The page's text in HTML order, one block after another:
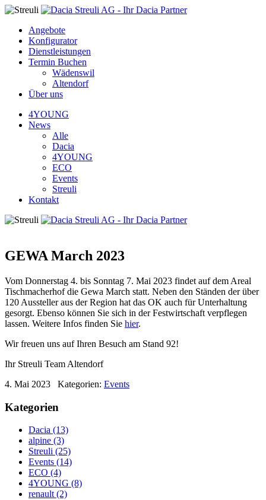
Angebote
Konfigurator
Dienstleistungen
Termin Buchen
Wädenswil
Altendorf
Über uns
4YOUNG
News
Alle
Dacia
4YOUNG
ECO
Events
Streuli
Kontakt
GEWA March 2023
Vom Donnerstag 4. bis Sonntag 7. Mai 2023 findet auf dem Areal
Tischmacherhof die Gewa March statt. Neben den Ständen der über
120 Aussteller aus der Region hat das OK auch für Unterhaltung
gesorgt. Ebenso können Sie sich in der Festwirtschaft verpflegen
lassen. Weitere Infos finden Sie hier.
Wir freuen uns auf Ihren Besuch am Stand 92!
Ihr Streuli Team Altendorf
4. Mai 2023
Kategorien: Events
Kategorien
Dacia (13)
alpine (3)
Streuli (25)
Events (14)
ECO (4)
4YOUNG (8)
renault (2)